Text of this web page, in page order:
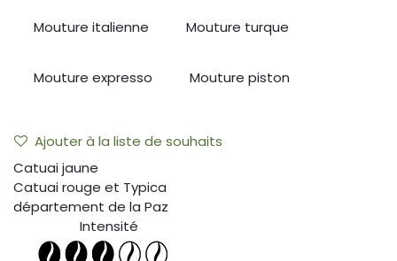
Mouture italienne Mouture turque
Mouture expresso Mouture piston
Ajouter à la liste de souhaits
Catuai jaune
Catuai rouge et Typica
département de la Paz
Intensité